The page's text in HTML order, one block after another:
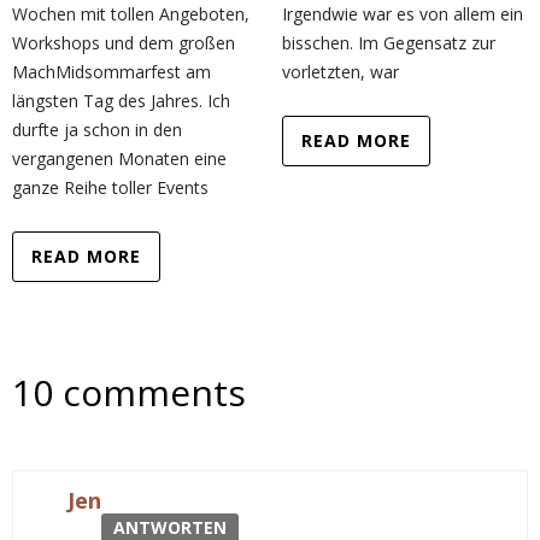
Wochen mit tollen Angeboten,
Workshops und dem großen
MachMidsommarfest am
längsten Tag des Jahres. Ich
durfte ja schon in den
vergangenen Monaten eine
ganze Reihe toller Events
READ MORE
Irgendwie war es von allem ein
bisschen. Im Gegensatz zur
vorletzten, war
READ MORE
10 comments
Jen
ANTWORTEN